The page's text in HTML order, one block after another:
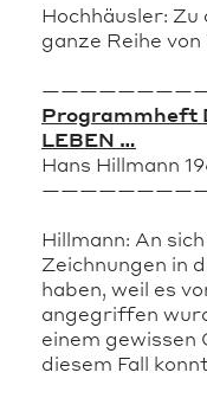
Hochhäusler:
ganze Reihe
Programmheft
LEBEN …
Hans Hillmann
Hillmann: An
Zeichnungen in
haben, weil es
angegriffen
einem gewissen
diesem Fall